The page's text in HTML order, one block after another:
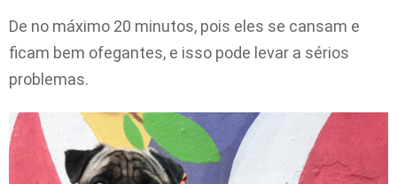
De no máximo 20 minutos, pois eles se cansam e
ficam bem ofegantes, e isso pode levar a sérios
problemas.